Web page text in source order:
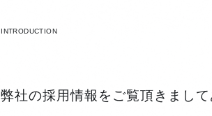
INTRODUCTION
弊社の採用情報をご覧頂きまして